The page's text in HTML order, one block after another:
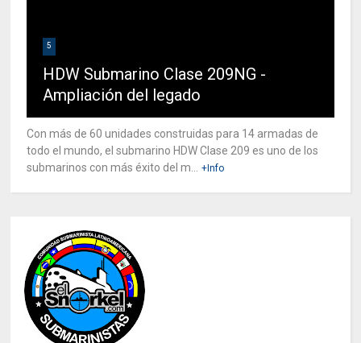
5
HDW Submarino Clase 209NG -
Ampliación del legado
Con más de 60 unidades construidas para 14 armadas de
todo el mundo, el submarino HDW Clase 209 es uno de los
submarinos con más éxito del m... +Info